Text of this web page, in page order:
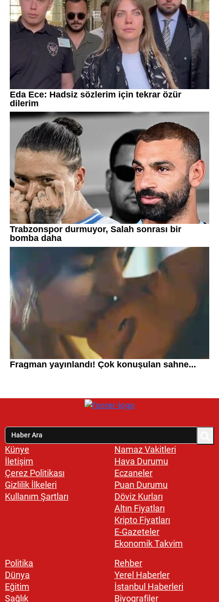
Künye
İletişim
Çerez Politikası
Gizlilik İlkeleri
Kullanım Şartları
Namaz Vakitleri
Hava Durumu
Eczaneler
Puan Durumu
Döviz Kurları
Altın Fiyatları
Kripto Fiyatları
E-Gazeteler
Ekonomik Takvim
Politika
Dünya
Eğitim
Sağlık
Rehber
Yerel Haberler
İstanbul Haberleri
Biyografiler